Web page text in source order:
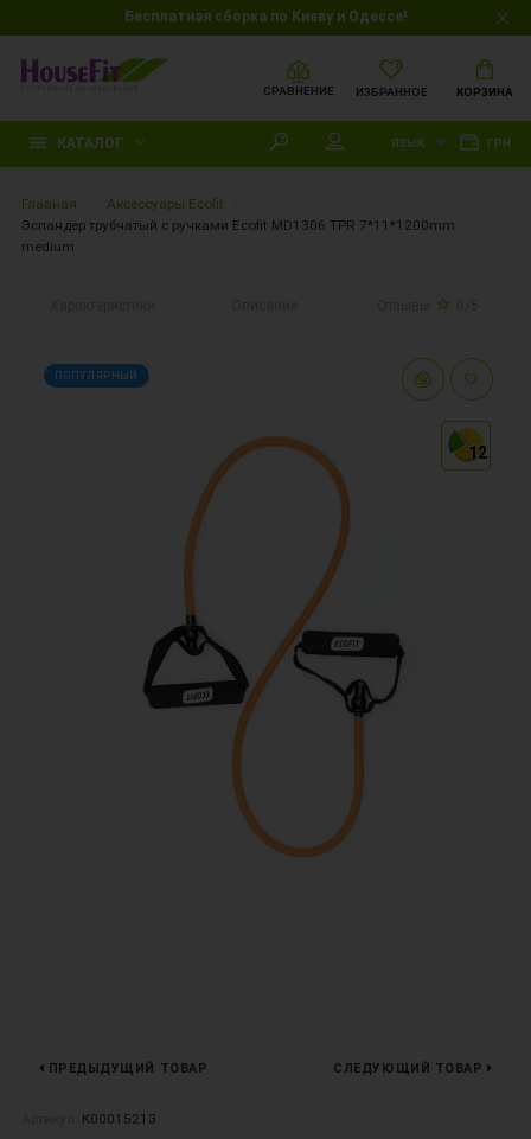
Бесплатная сборка по Киеву и Одессе!
СРАВНЕНИЕ ИЗБРАННОЕ КОРЗИНА
КАТАЛОГ ЯЗЫК ГРН.
Главная
Аксессуары Ecofit
Эспандер трубчатый с ручками Ecofit MD1306 TPR 7*11*1200mm
medium
12
12
ПОПУЛЯРНЫЙ
ПРЕДЫДУЩИЙ ТОВАР СЛЕДУЮЩИЙ ТОВАР
К00015213